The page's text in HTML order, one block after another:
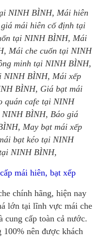
NINH BÌNH, Mái hiên
mái hiên cố định tại
tại NINH BÌNH, Mái
Mái che cuốn tại NINH
minh tại NINH BÌNH,
NINH BÌNH, Mái xếp
BÌNH, Giá bạt mái
quán cafe tại NINH
BÌNH, Báo giá
May bạt mái xếp
bạt kéo tại NINH
NINH BÌNH,
mái hiên, bạt xếp
chính hãng, hiện nay
lớn tại lĩnh vực mái che
cung cấp toàn cả nước.
nên được khách